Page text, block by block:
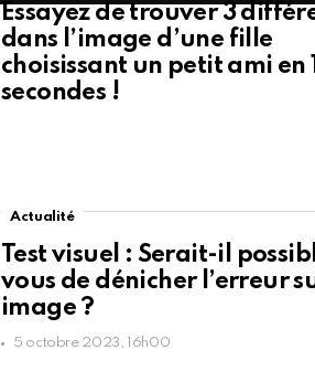
Essayez de trouver 3
dans l’image d’une fille
choisissant un petit ami en
secondes !
Actualité
Test visuel : Serait-il
vous de dénicher l’erreur
image ?
5 octobre 2023, 16h00